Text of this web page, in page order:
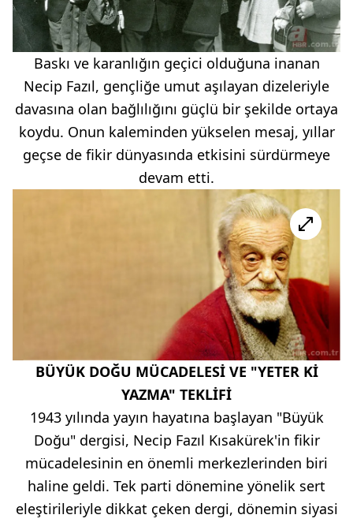
Baskı ve karanlığın geçici olduğuna inanan
Necip Fazıl, gençliğe umut aşılayan dizeleriyle
davasına olan bağlılığını güçlü bir şekilde ortaya
koydu. Onun kaleminden yükselen mesaj, yıllar
geçse de fikir dünyasında etkisini sürdürmeye
devam etti.
BÜYÜK DOĞU MÜCADELESİ VE "YETER Kİ
YAZMA" TEKLİFİ
1943 yılında yayın hayatına başlayan "Büyük
Doğu" dergisi, Necip Fazıl Kısakürek'in fikir
mücadelesinin en önemli merkezlerinden biri
haline geldi. Tek parti dönemine yönelik sert
eleştirileriyle dikkat çeken dergi, dönemin siyasi